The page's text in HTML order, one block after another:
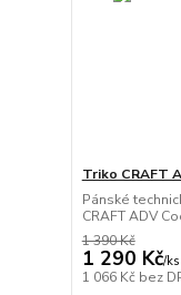
Triko CRAFT
Pánské
CRAFT ADV
1 390 Kč
1 290 Kč/ks
1 066 Kč bez